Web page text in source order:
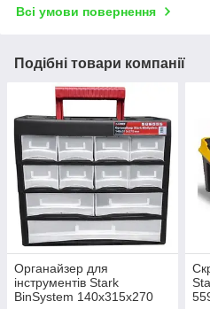
Всі умови повернення
Подібні товари компанії
Органайзер для
інструментів Stark
BinSystem 140x315x270